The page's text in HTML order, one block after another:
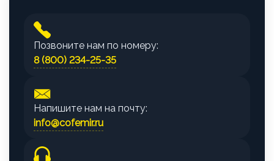
Позвоните нам по номеру:
8 (800) 234-25-35
Напишите нам на почту:
info@cofemir.ru